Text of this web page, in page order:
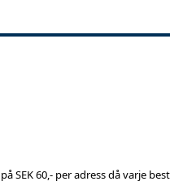
60,- per adress då varje